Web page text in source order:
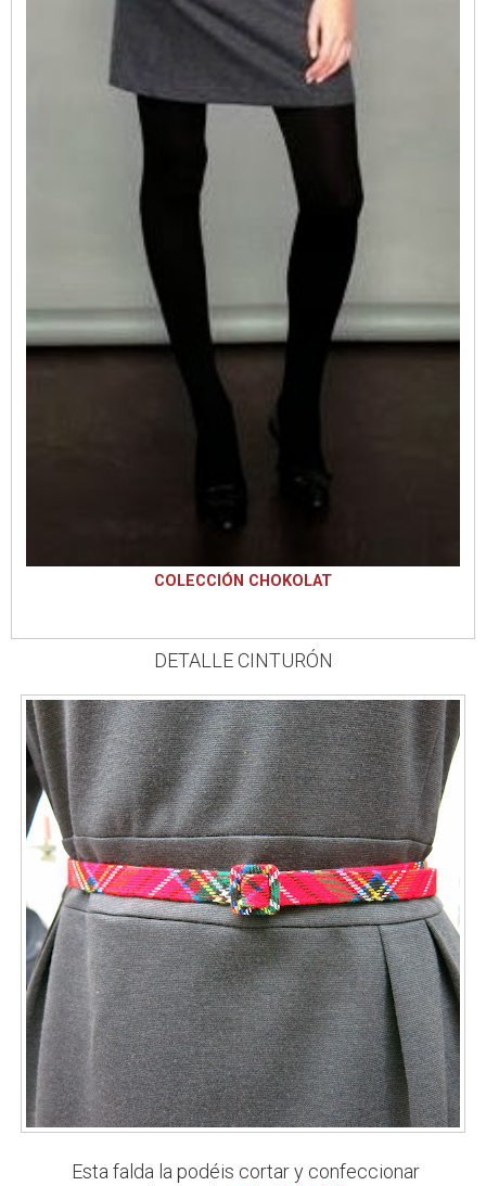
COLECCIÓN CHOKOLAT
DETALLE CINTURÓN
Esta falda la podéis cortar y confeccionar